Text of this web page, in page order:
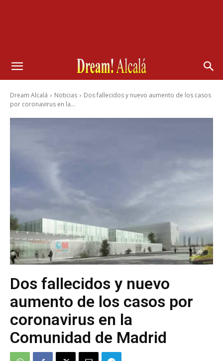
Dream Alcalá Noticias
Dos fallecidos y nuevo aumento de los casos
por coronavirus en la...
Dos fallecidos y nuevo
aumento de los casos por
coronavirus en la
Comunidad de Madrid